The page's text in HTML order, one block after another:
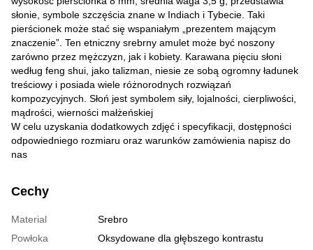
słonie, symbole szczęścia znane w Indiach i Tybecie. Taki
pierścionek może stać się wspaniałym „prezentem mającym
znaczenie”. Ten etniczny srebrny amulet może być noszony
zarówno przez mężczyzn, jak i kobiety. Karawana pięciu słoni
według feng shui, jako talizman, niesie ze sobą ogromny ładunek
treściowy i posiada wiele różnorodnych rozwiązań
kompozycyjnych. Słoń jest symbolem siły, lojalności, cierpliwości,
mądrości, wierności małżeńskiej
W celu uzyskania dodatkowych zdjęć i specyfikacji, dostępności
odpowiedniego rozmiaru oraz warunków zamówienia napisz do
nas
Cechy
Material
Srebro
Powłoka
Oksydowane dla głębszego kontrastu